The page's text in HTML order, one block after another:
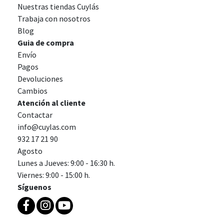
Nuestras tiendas Cuylás
Trabaja con nosotros
Blog
Guia de compra
Envío
Pagos
Devoluciones
Cambios
Atención al cliente
Contactar
info@cuylas.com
932 17 21 90
Agosto
Lunes a Jueves: 9:00 - 16:30 h.
Viernes: 9:00 - 15:00 h.
Síguenos